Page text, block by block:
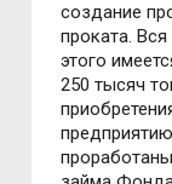
создание
проката.
этого
250 тысяч